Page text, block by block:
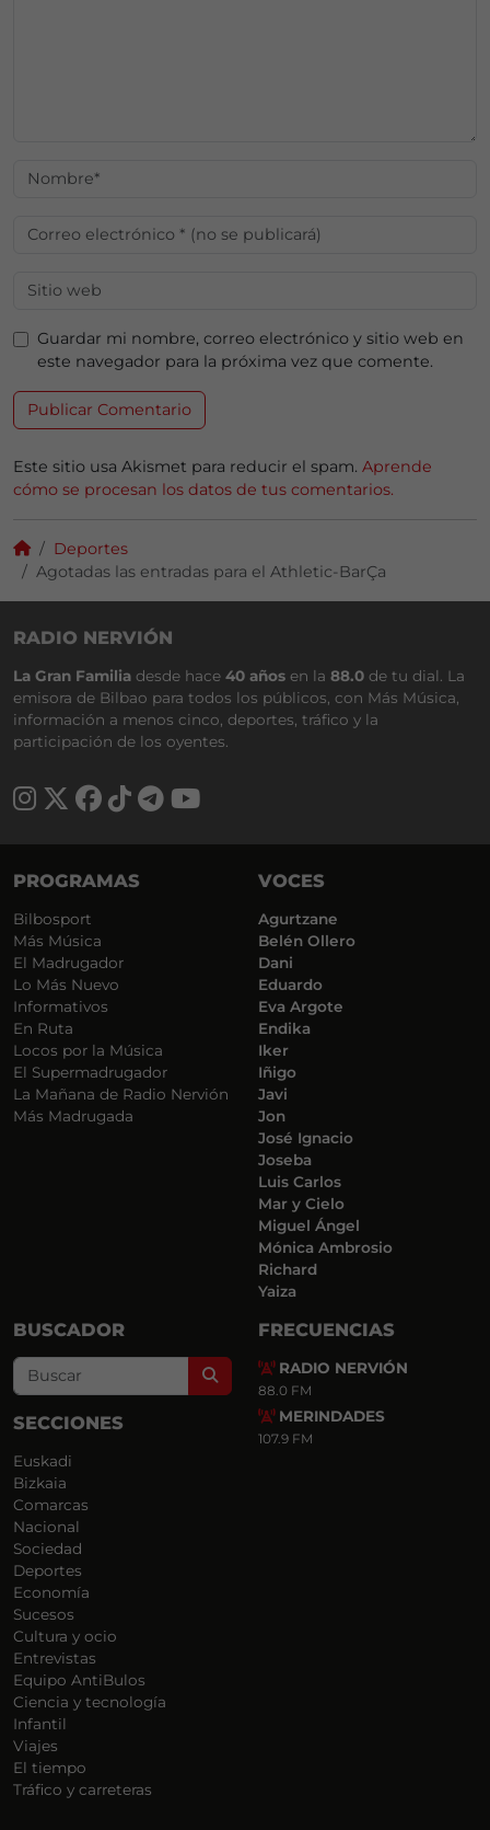
Guardar mi nombre, correo electrónico y sitio web en
este navegador para la próxima vez que comente.
Este sitio usa Akismet para reducir el spam. Aprende
cómo se procesan los datos de tus comentarios.
Deportes
Agotadas las entradas para el Athletic-BarÇa
RADIO NERVIÓN
La Gran Familia desde hace 40 años en la 88.0 de tu dial. La
emisora de Bilbao para todos los públicos, con Más Música,
información a menos cinco, deportes, tráfico y la
participación de los oyentes.
PROGRAMAS
Bilbosport
Más Música
El Madrugador
Lo Más Nuevo
Informativos
En Ruta
Locos por la Música
El Supermadrugador
La Mañana de Radio Nervión
Más Madrugada
VOCES
Agurtzane
Belén Ollero
Dani
Eduardo
Eva Argote
Endika
Iker
Iñigo
Javi
Jon
José Ignacio
Joseba
Luis Carlos
Mar y Cielo
Miguel Ángel
Mónica Ambrosio
Richard
Yaiza
BUSCADOR
Search
SECCIONES
Euskadi
Bizkaia
Comarcas
Nacional
Sociedad
Deportes
Economía
Sucesos
Cultura y ocio
Entrevistas
Equipo AntiBulos
Ciencia y tecnología
Infantil
Viajes
El tiempo
Tráfico y carreteras
FRECUENCIAS
RADIO NERVIÓN
88.0 FM
MERINDADES
107.9 FM